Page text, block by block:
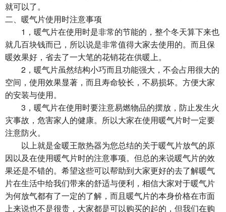
就可以了。
二、暖气片使用时注意事项
1，暖气片在使用时是非常的节能的，整个冬天算下来也
就几百块钱而已，所以说是非常值得大家去使用的。而且保
暖效果好，省去了一大笔的花销花在供暖上。
2，暖气片虽然结构小巧而且功能强大，不会占用很大的
空间，使用效果显著，而且寿命较长，不易损坏。方便大家
的安装与使用。
3，暖气片在使用时要注意易燃物品的摆放，防止发生火
灾事故，危害家人的健康。所以大家在使用暖气片时一定要
注意防火。
以上就是金暖王散热器为您总结的关于暖气片放气的原
因以及在使用暖气片时的注意事项。但总的来说暖气片的效
果还是不错的。希望这些可以帮助到大家更好的去了解暖气
片在生活中给我们带来的舒适与便利，相信大家对于暖气片
为何放气都有了一定的了解，而且暖气片的本身价格在市面
上来说也不是很贵，大家都是可以购买的起的，但我们在购